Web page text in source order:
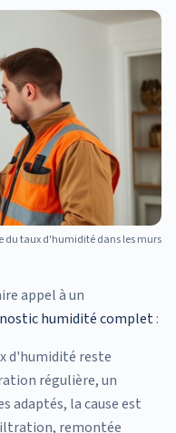
du taux d'humidité dans les murs
appel à un
humidité complet:
d'humidité reste
régulière, un
adaptés, la cause est
remontée